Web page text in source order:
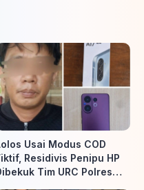
Usai Modus COD
Residivis Penipu HP
Tim URC Polres